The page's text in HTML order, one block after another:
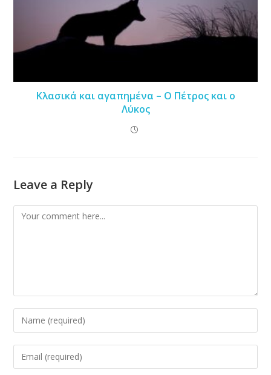
Κλασικά και αγαπημένα – Ο Πέτρος και ο
Λύκος
Leave a Reply
Comment
Enter
your
name
Enter
your